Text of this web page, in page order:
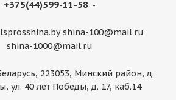
+375(44)599-11-58
shina-100@mail.ru
shina-1000@mail.ru
223053, Минский район, д.
ул. 40 лет Победы, д. 17, каб.14